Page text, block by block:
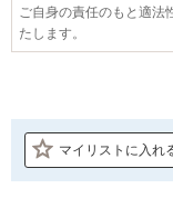
ご自身の責任のもと適
たします。
マイリストに入れ